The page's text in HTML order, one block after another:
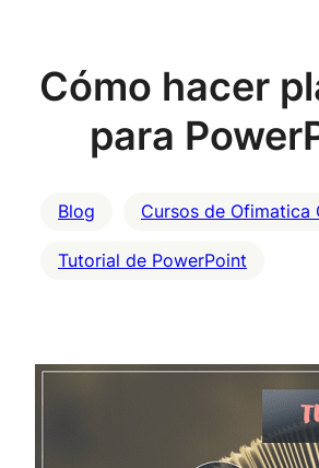
Cómo hacer
para
Blog Cursos de Ofimatica
Tutorial de PowerPoint